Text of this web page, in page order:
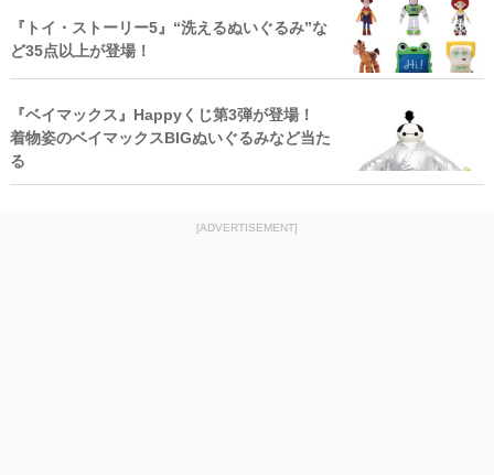
『トイ・ストーリー5』“洗えるぬいぐるみ”な
ど35点以上が登場！
『ベイマックス』Happyくじ第3弾が登場！
着物姿のベイマックスBIGぬいぐるみなど当た
る
[ADVERTISEMENT]